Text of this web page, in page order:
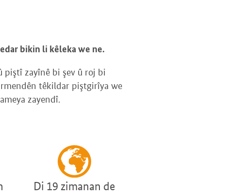
bikin li kêleka we ne.
piştî zayînê bi şev û roj bi
têkildar piştgirîya we
zayendî.
Di 19 zimanan de